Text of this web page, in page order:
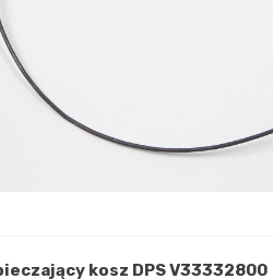
kosz DPS V33332800